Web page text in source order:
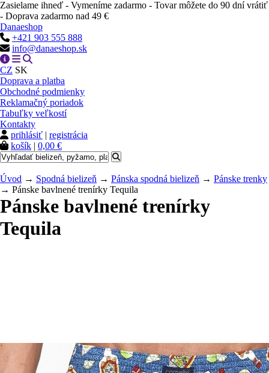
Zasielame ihneď - Vymeníme zadarmo - Tovar môžete do 90 dní vrátiť
- Doprava zadarmo nad 49 €
Danaeshop
+421 903 555 888
info@danaeshop.sk
CZ SK
Doprava a platba
Obchodné podmienky
Reklamačný poriadok
Tabuľky veľkostí
Kontakty
prihlásiť | registrácia
košík | 0,00 €
Úvod → Spodná bielizeň → Pánska spodná bielizeň → Pánske trenky
→ Pánske bavlnené trenírky Tequila
Pánske bavlnené trenírky
Tequila